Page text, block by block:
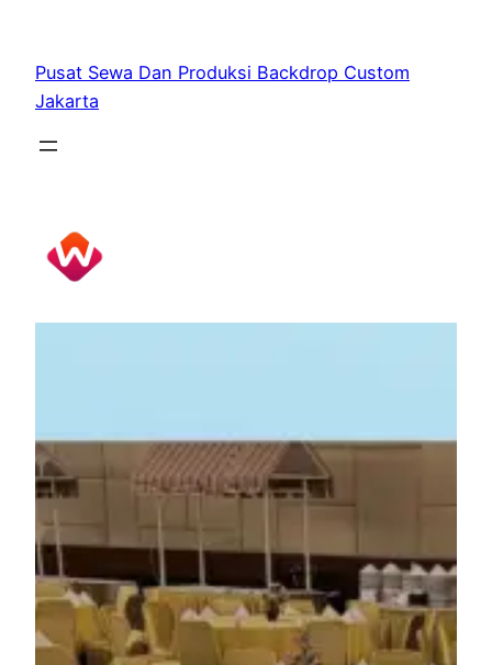
content
Pusat Sewa Dan Produksi Backdrop Custom
Jakarta